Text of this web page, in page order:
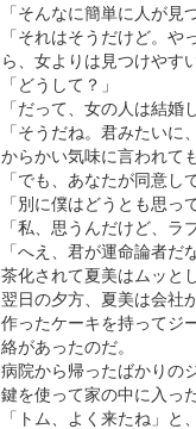
「そんなに簡単に人が見
「それはそうだけど。
ら、女よりは見つけやす
「どうして？」
「だって、女の人は結
「そうだね。君みたいに
からかい気味に言われて
「でも、あなたが同意
「別に僕はどうとも思っ
「私、思うんだけど、
「へえ、君が運命論者だ
茶化されて夏美はムッと
翌日の夕方、夏美は会社
作ったケーキを持ってジ
絡があったのだ。
病院から帰ったばかりの
鍵を使って家の中に入っ
「トム、よく来たね」